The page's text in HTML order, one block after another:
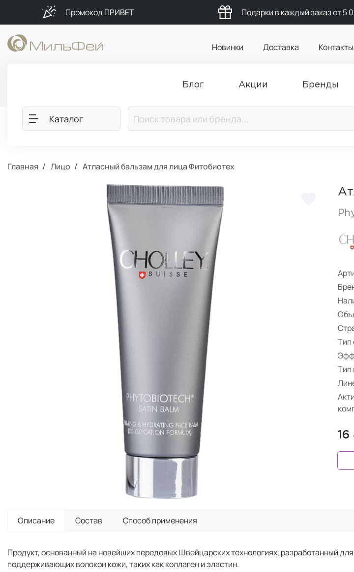
Промокод ПРИВЕТ Подарки в каждый заказ от 5
Новинки Доставка Контакты
Блог Акции Бренды
Каталог
Главная Лицо Атласный бальзам для лица Фитобиотех
Тип
Тип
16
Описание Состав Способ применения
Продукт, основанный на новейших передовых Швейцарских технологиях, разработанный
поддерживающих волокон кожи, таких как коллаген и эластин.